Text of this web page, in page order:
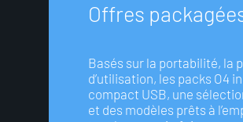
Offres packagée
Basés sur la portabilité, la
d’utilisation, les packs O4
compact USB, une
et des modèles prêts à